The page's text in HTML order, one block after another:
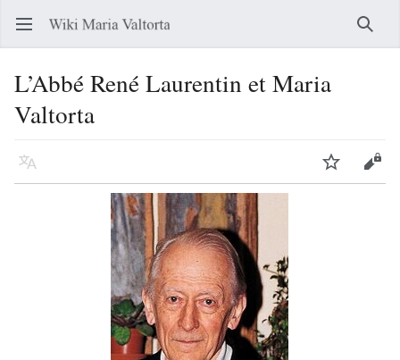
Ouvrir le menu principal
L’Abbé René Laurentin et Maria
Valtorta
Langue Suivre